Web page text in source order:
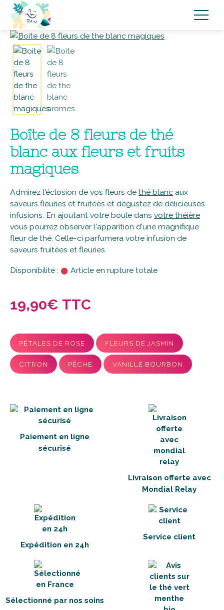
Boîte de 8 fleurs de thé
blanc aux fleurs et fruits
magiques
Admirez l'éclosion de vos fleurs de thé blanc aux
saveurs fleuries et fruitées et dégustez de délicieuses
infusions. En ajoutant votre boule dans votre théière
vous pourrez observer l'apparition d'une magnifique
fleur de thé. Celle-ci parfumera votre infusion de
saveurs fruitées et fleuries.
Disponibilité : Article en rupture totale
19,90€ TTC
PÉTALES DE ROSE FLEURS DE JASMIN
CITRON PÊCHE VANILLE BOURBON
Paiement en ligne
sécurisé
Livraison offerte avec
Mondial Relay
Expédition en 24h
Service client
Sélectionné par nos soins